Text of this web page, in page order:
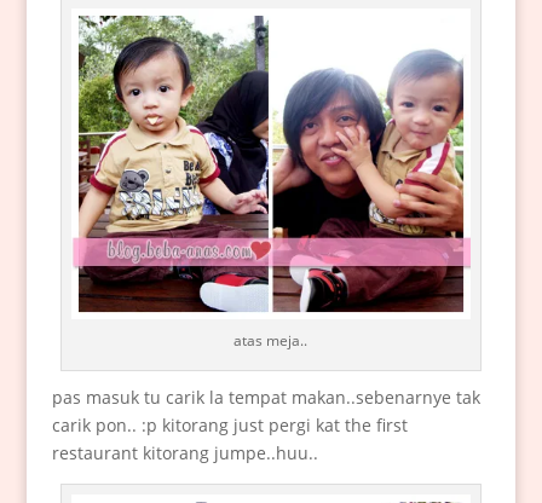
atas meja..
pas masuk tu carik la tempat makan..sebenarnye tak
carik pon.. :p kitorang just pergi kat the first
restaurant kitorang jumpe..huu..